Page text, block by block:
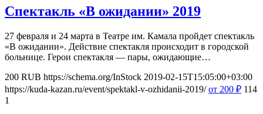
Спектакль «В ожидании» 2019
27 февраля и 24 марта в Театре им. Камала пройдет спектакль
«В ожидании». Действие спектакля происходит в городской
больнице. Герои спектакля — пары, ожидающие…
200 RUB https://schema.org/InStock 2019-02-15T15:05:00+03:00
https://kuda-kazan.ru/event/spektakl-v-ozhidanii-2019/ от 200 ₽ 114
1